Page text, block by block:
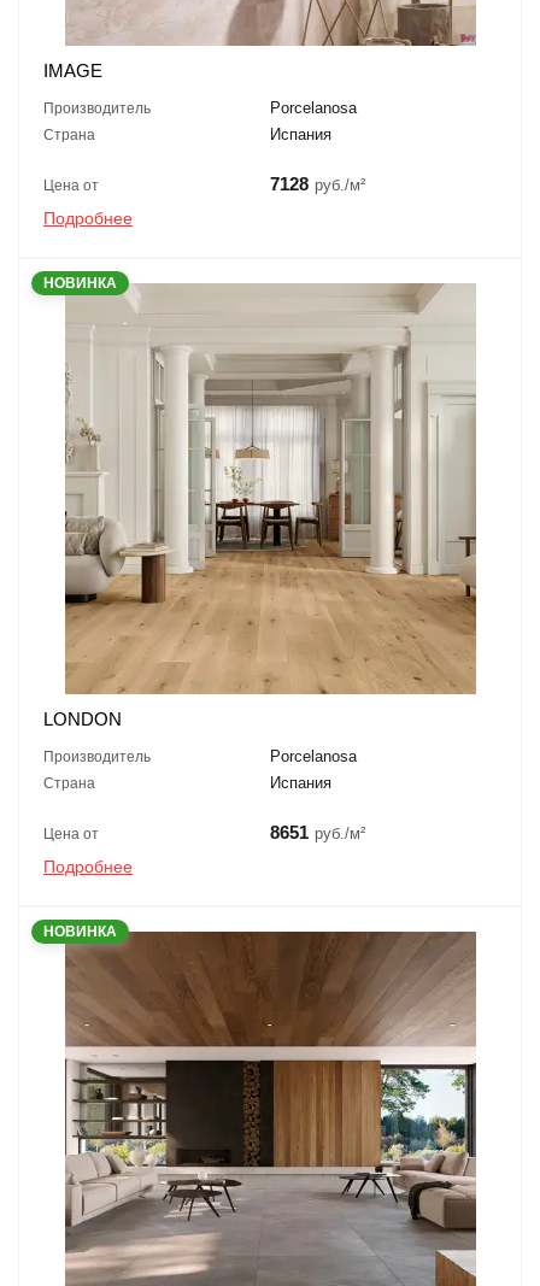
IMAGE
Производитель Porcelanosa
Страна Испания
Цена от 7128 руб./м²
Подробнее
НОВИНКА
LONDON
Производитель Porcelanosa
Страна Испания
Цена от 8651 руб./м²
Подробнее
НОВИНКА